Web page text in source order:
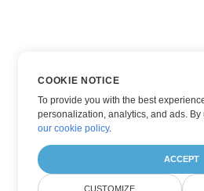
COOKIE NOTICE
To provide you with the best
personalization, analytics, and ads.
our cookie policy.
ACCEPT
CUSTOMIZE